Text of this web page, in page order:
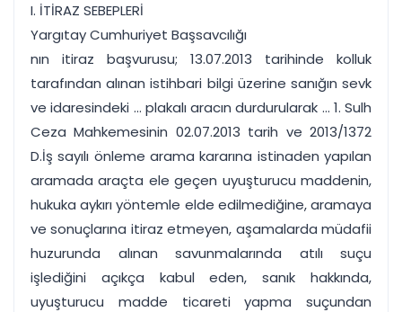
I. İTİRAZ SEBEPLERİ
Yargıtay Cumhuriyet Başsavcılığı
nın itiraz başvurusu; 13.07.2013 tarihinde kolluk
tarafından alınan istihbari bilgi üzerine sanığın sevk
ve idaresindeki ... plakalı aracın durdurularak ... 1. Sulh
Ceza Mahkemesinin 02.07.2013 tarih ve 2013/1372
D.İş sayılı önleme arama kararına istinaden yapılan
aramada araçta ele geçen uyuşturucu maddenin,
hukuka aykırı yöntemle elde edilmediğine, aramaya
ve sonuçlarına itiraz etmeyen, aşamalarda müdafii
huzurunda alınan savunmalarında atılı suçu
işlediğini açıkça kabul eden, sanık hakkında,
uyuşturucu madde ticareti yapma suçundan